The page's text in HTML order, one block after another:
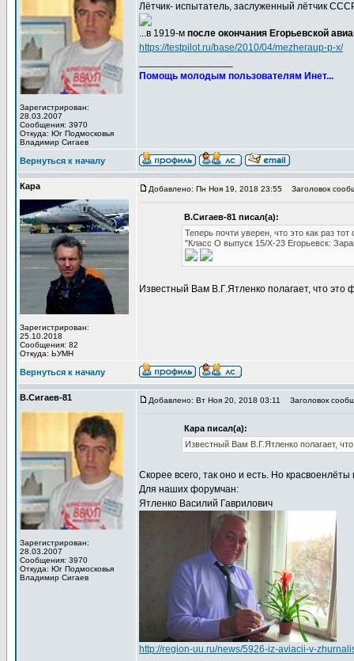
Зарегистрирован:
28.03.2007
Сообщения: 3970
Откуда: Юг Подмосковья
Владимир Сигаев
Лётчик- испытатель, заслуженный лётчик
...в 1919-м после окончания Егорьевской
https://testpilot.ru/base/2010/04/mezheraup-p-x/
Помощь молодым пользователям Инет...
Вернуться к началу
Кара
Зарегистрирован:
25.10.2018
Сообщения: 82
Откуда: ЬУМН
Добавлено: Пн Ноя 19, 2018 23:55 Заголовок
В.Сигаев-81 писал(а):
Теперь почти уверен, что это как раз
"Класс О выпуск 15/Х-23 Егорьевск:
Известный Вам В.Г.Ятленко полагает, что это
Вернуться к началу
В.Сигаев-81
Зарегистрирован:
28.03.2007
Сообщения: 3970
Откуда: Юг Подмосковья
Владимир Сигаев
Добавлено: Вт Ноя 20, 2018 03:11 Заголовок
Кара писал(а):
Известный Вам В.Г.Ятленко полагает,
Скорее всего, так оно и есть. Но
Для наших форумчан:
Ятленко Василий Гаврилович
http://region-uu.ru/news/5926-iz-aviacii-v-